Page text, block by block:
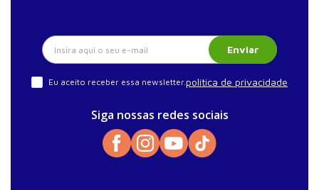
Enviar
Eu aceito receber essa newsletter.política de privacidade
Siga nossas redes sociais